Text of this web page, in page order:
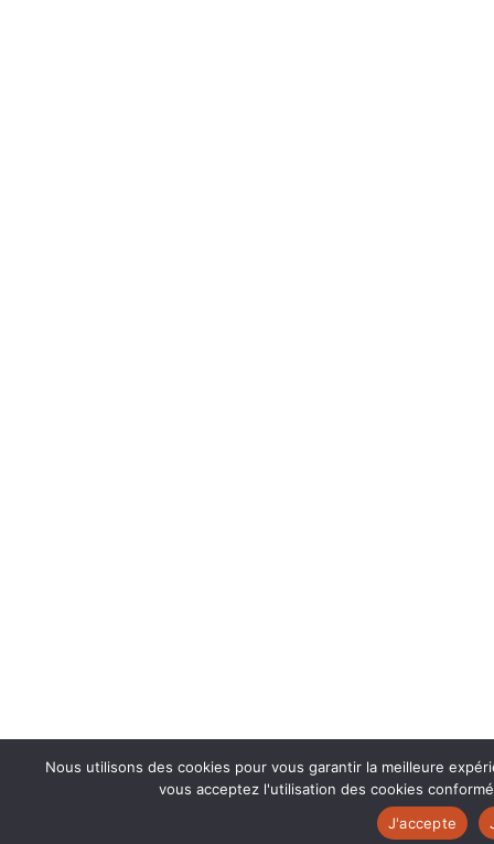
Nous utilisons des cookies pour vous garantir la meilleure
vous acceptez l'utilisation des cookies
J'accepte